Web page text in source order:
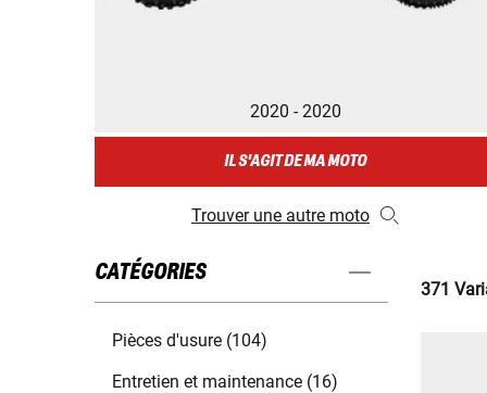
2020 - 2020
IL S'AGIT DE MA MOTO
Trouver une autre moto
CATÉGORIES
Pièces d'usure (104)
Entretien et maintenance (16)
371